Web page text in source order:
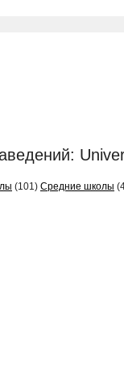
(101) Средние школы